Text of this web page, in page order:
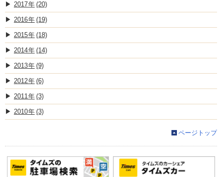
2017 (20)
2016 (19)
2015 (18)
2014 (14)
2013 (9)
2012 (6)
2011 (3)
2010 (3)
ページトップ